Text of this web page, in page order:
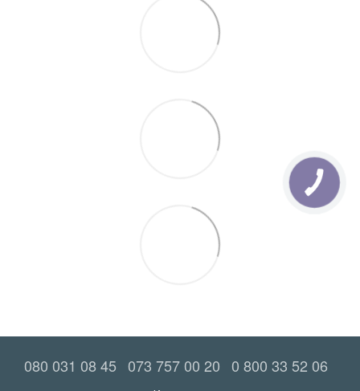
080 031 08 45 073 757 00 20 0 800 33 52 06